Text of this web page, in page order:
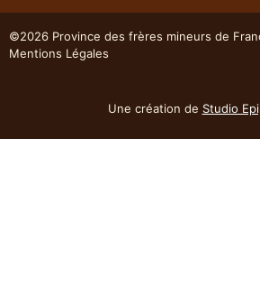
©2026 Province des frères mineurs de
Mentions Légales
Une création de Studio